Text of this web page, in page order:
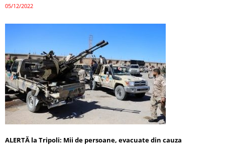
05/12/2022
ALERTĂ la Tripoli: Mii de persoane, evacuate din cauza